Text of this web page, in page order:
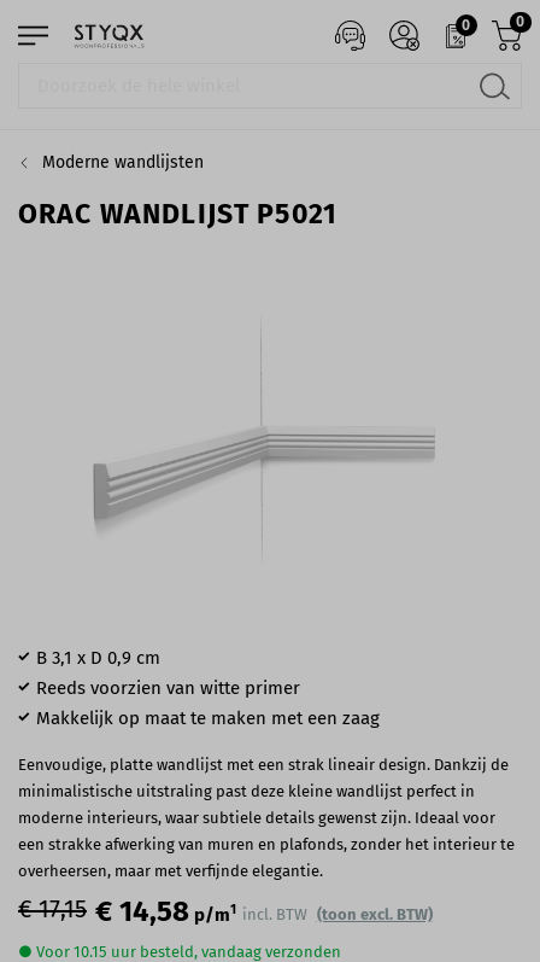
0 0
Moderne wandlijsten
ORAC WANDLIJST P5021
€ 17,15 € 14,58 p/m1 incl. BTW (toon excl. BTW)
● Voor 10.15 uur besteld, vandaag verzonden
B 3,1 x D 0,9 cm
Reeds voorzien van witte primer
Makkelijk op maat te maken met een zaag
Eenvoudige, platte wandlijst met een strak lineair design. Dankzij de
minimalistische uitstraling past deze kleine wandlijst perfect in
moderne interieurs, waar subtiele details gewenst zijn. Ideaal voor
een strakke afwerking van muren en plafonds, zonder het interieur te
overheersen, maar met verfijnde elegantie.